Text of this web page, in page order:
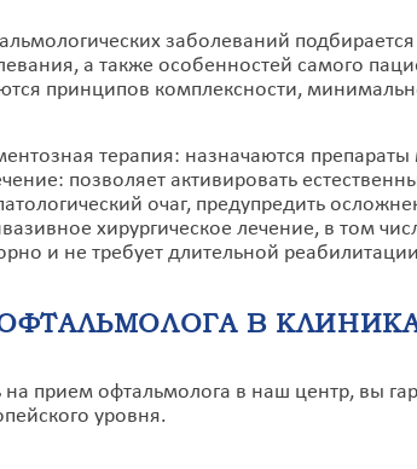
заболеваний
а также особенностей самого
принципов комплексности,
терапия: назначаются
позволяет активировать
очаг, предупредить
хирургическое лечение, в том
и не требует длительной
В
на прием офтальмолога в наш центр, вы
уровня.